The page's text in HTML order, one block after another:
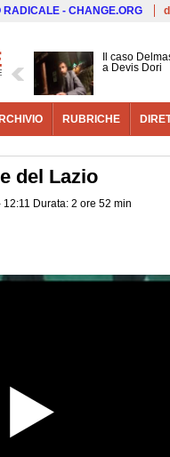
RADICALE - CHANGE.ORG
Il caso
a Devis Dori
RUBRICHE
del Lazio
12:11 Durata: 2 ore 52 min